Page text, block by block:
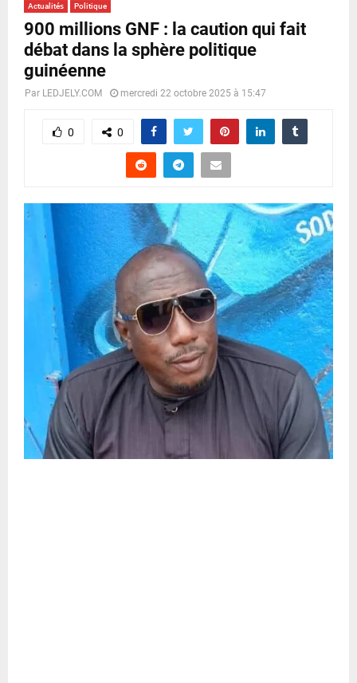
U
Actualités Politique
900 millions GNF : la caution qui fait
débat dans la sphère politique
guinéenne
Par LEDJELY.COM mercredi 22 octobre 2025 à 15:47
0 0